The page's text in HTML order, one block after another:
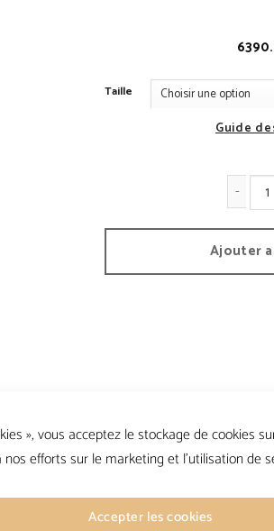
», vous acceptez le stockage de cookies
efforts sur le marketing et l'utilisation de
Accepter les cookies
Taille
Guide
Ajouter
Générales